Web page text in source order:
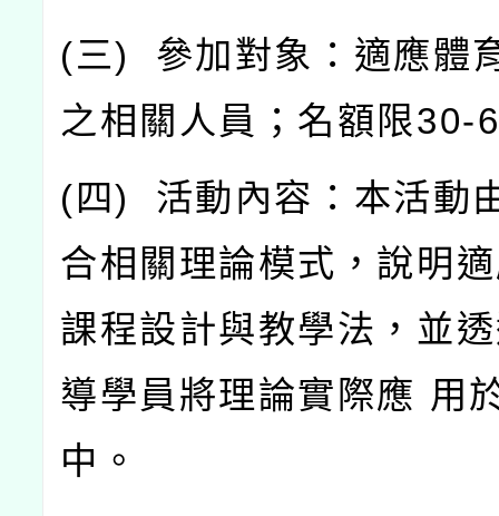
(三) 參加對象：適應體
之相關人員；名額限30-
( 四) 活動內容：本活動
合相關理論模式，說明
課程設計與教學法，並
導學員將理論實際應 用
中。